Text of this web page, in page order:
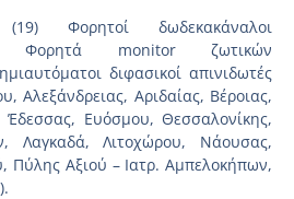
Φορητοί δωδεκακάναλοι
Φορητά monitor ζωτικών
διφασικοί απινιδωτές
Αλεξάνδρειας, Αριδαίας, Βέροιας,
Έδεσσας, Ευόσμου, Θεσσαλονίκης,
Λαγκαδά, Λιτοχώρου, Νάουσας,
Πύλης Αξιού – Ιατρ. Αμπελοκήπων,